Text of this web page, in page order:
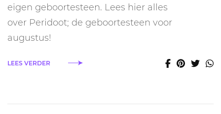
eigen geboortesteen. Lees hier alles
over Peridoot; de geboortesteen voor
augustus!
LEES VERDER